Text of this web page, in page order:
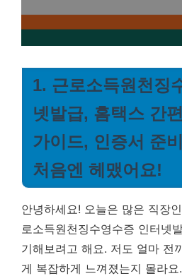
1. 근로소득원천징
넷발급, 홈택스 간
가이드, 인증서 준
처음엔 헤맸어요!
안녕하세요! 오늘은 많은 직장
로소득원천징수영수증 인터넷
기해보려고 해요. 저도 얼마 전
게 복잡하게 느껴졌는지 몰라